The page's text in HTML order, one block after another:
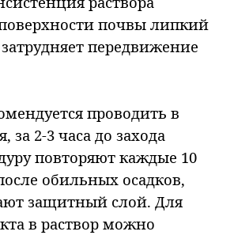
почвы липкий
передвижение
проводить в
за 2-3 часа до захода
повторяют каждые 10
обильных осадков,
защитный слой. Для
в раствор можно